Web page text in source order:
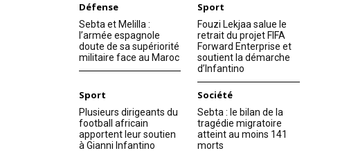
Défense
Sebta et Melilla :
l’armée espagnole
doute de sa supériorité
militaire face au Maroc
Sport
Fouzi Lekjaa salue le
retrait du projet FIFA
Forward Enterprise et
soutient la démarche
d’Infantino
Sport
Plusieurs dirigeants du
football africain
apportent leur soutien
à Gianni Infantino
Société
Sebta : le bilan de la
tragédie migratoire
atteint au moins 141
morts